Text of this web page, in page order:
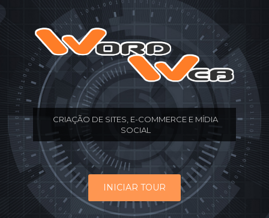
CRIAÇÃO DE SITES, E-COMMERCE E MÍDIA
SOCIAL
INICIAR TOUR